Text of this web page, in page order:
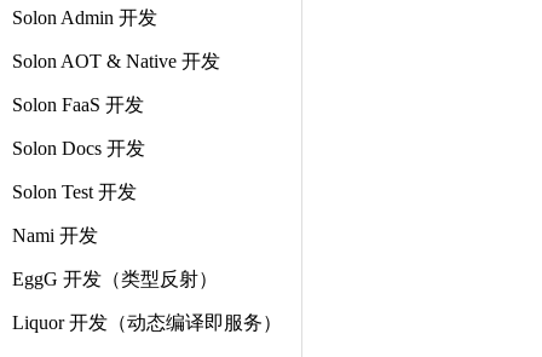
Solon Admin 开发
Solon AOT & Native 开发
Solon FaaS 开发
Solon Docs 开发
Solon Test 开发
Nami 开发
EggG 开发（类型反射）
Liquor 开发（动态编译即服务）